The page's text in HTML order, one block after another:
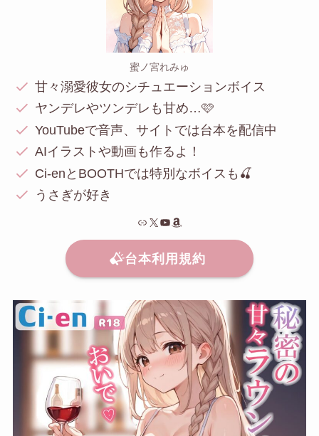
蜜ノ宮れみゅ
甘々溺愛彼女のシチュエーションボイス
ヤンデレやツンデレも甘め…🩷
YouTubeで音声、サイトでは台本を配信中
AIイラストや動画も作るよ！
Ci-enとBOOTHでは特別なボイスも🍒
うさぎが好き
リンク X YouTube Amazon
台本利用規約